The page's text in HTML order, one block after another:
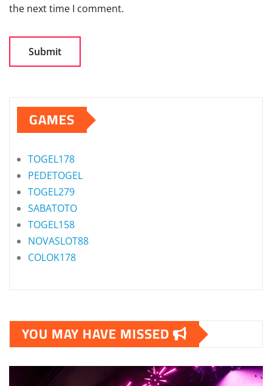
the next time I comment.
GAMES
TOGEL178
PEDETOGEL
TOGEL279
SABATOTO
TOGEL158
NOVASLOT88
COLOK178
YOU MAY HAVE MISSED